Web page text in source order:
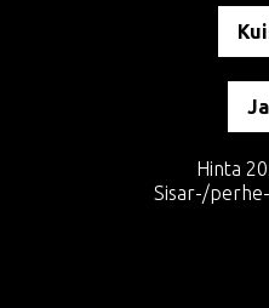
Hinta
Sisar-/